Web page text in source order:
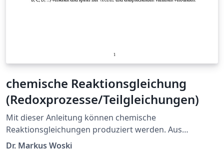
chemische Reaktionsgleichung
(Redoxprozesse/Teilgleichungen)
Mit dieser Anleitung können chemische
Reaktionsgleichungen produziert werden. Aus
didaktischen Gründen wird u.a. das Package "PSTricks"
Dr. Markus Woski